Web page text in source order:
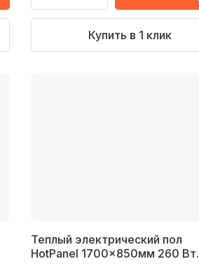
Купить в 1 клик
Теплый электрический пол
HotPanel 1700×850мм 260 Вт.